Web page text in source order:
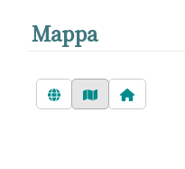
Mappa